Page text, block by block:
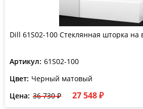
Dill 61S02-100 Стеклянная шторка на
Артикул: 61S02-100
Цвет: Черный матовый
Цена: 36 730 ₽ 27 548 ₽